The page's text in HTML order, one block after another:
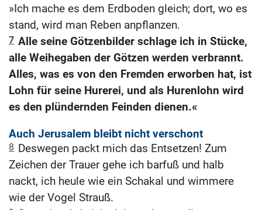
»Ich mache es dem Erdboden gleich; dort, wo es
stand, wird man Reben anpflanzen.
7 Alle seine Götzenbilder schlage ich in Stücke,
alle Weihegaben der Götzen werden verbrannt.
Alles, was es von den Fremden erworben hat, ist
Lohn für seine Hurerei, und als Hurenlohn wird
es den plündernden Feinden dienen.«
Auch Jerusalem bleibt nicht verschont
8 Deswegen packt mich das Entsetzen! Zum
Zeichen der Trauer gehe ich barfuß und halb
nackt, ich heule wie ein Schakal und wimmere
wie der Vogel Strauß.